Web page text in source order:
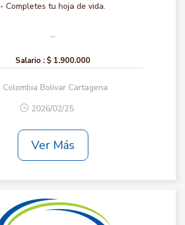
- Completes tu hoja de vida.
...
Salario : $ 1.900.000
Colombia Bolivar Cartagena
2026/02/25
Ver Más